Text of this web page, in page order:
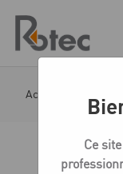
content
Accueil
Ce